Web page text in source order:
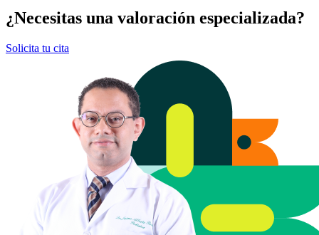
¿Necesitas una valoración especializada?
Solicita tu cita